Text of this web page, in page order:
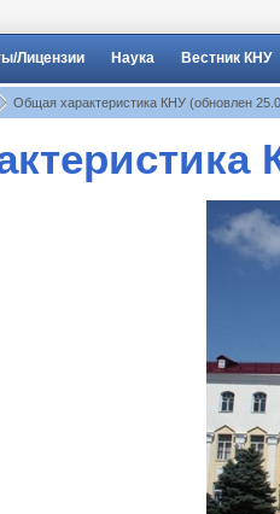
Лицензии Наука Вестник КНУ
Общая характеристика КНУ (обновлен